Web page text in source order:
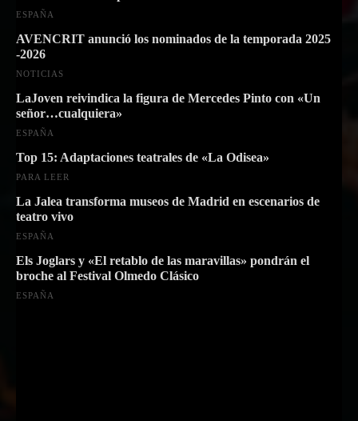
ESPAÑA
AVENCRIT anunció los nominados de la temporada 2025
-2026
NOTICIAS
LaJoven reivindica la figura de Mercedes Pinto con «Un
señor…cualquiera»
ESPAÑA
Top 15: Adaptaciones teatrales de «La Odisea»
PARA LEER
La Jalea transforma museos de Madrid en escenarios de
teatro vivo
ESPAÑA
Els Joglars y «El retablo de las maravillas» pondrán el
broche al Festival Olmedo Clásico
ESPAÑA